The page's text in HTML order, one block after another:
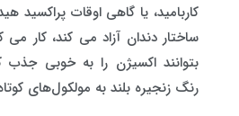
کاربامید، یا گاهی اوقات پراکسید
ساختار دندان آزاد می کند، کار می
بتوانند اکسیژن را به خوبی جذب
رنگ زنجیره بلند به مولکول‌های